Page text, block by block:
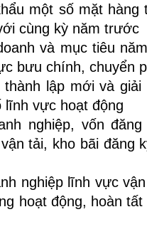
một số mặt hàng
cùng kỳ năm trước
và mục tiêu
bưu chính, chuyển
thành lập mới và
lĩnh vực hoạt động
nghiệp, vốn
tải, kho bãi đăng
nghiệp lĩnh vực
hoạt động, hoàn